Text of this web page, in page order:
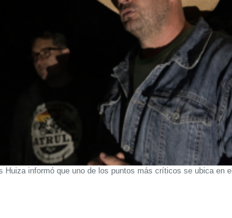
Huiza informó que uno de los puntos más críticos se ubica en el